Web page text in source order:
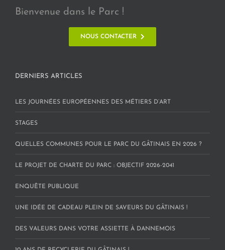
Bienvenue dans le Parc !
NOUS CONTACTER
DERNIERS ARTICLES
LES JOURNÉES EUROPÉENNES DES MÉTIERS D’ART
STAGES
QUELLES COMMUNES POUR LE PARC DU GÂTINAIS EN 2026 ?
LE PROJET DE CHARTE DU PARC : OBJECTIF 2026-2041
ENQUÊTE PUBLIQUE
UNE IDÉE DE CADEAU PLEIN DE SAVEURS DU GÂTINAIS !
DES VALEURS DANS VOTRE ASSIETTE À DANNEMOIS